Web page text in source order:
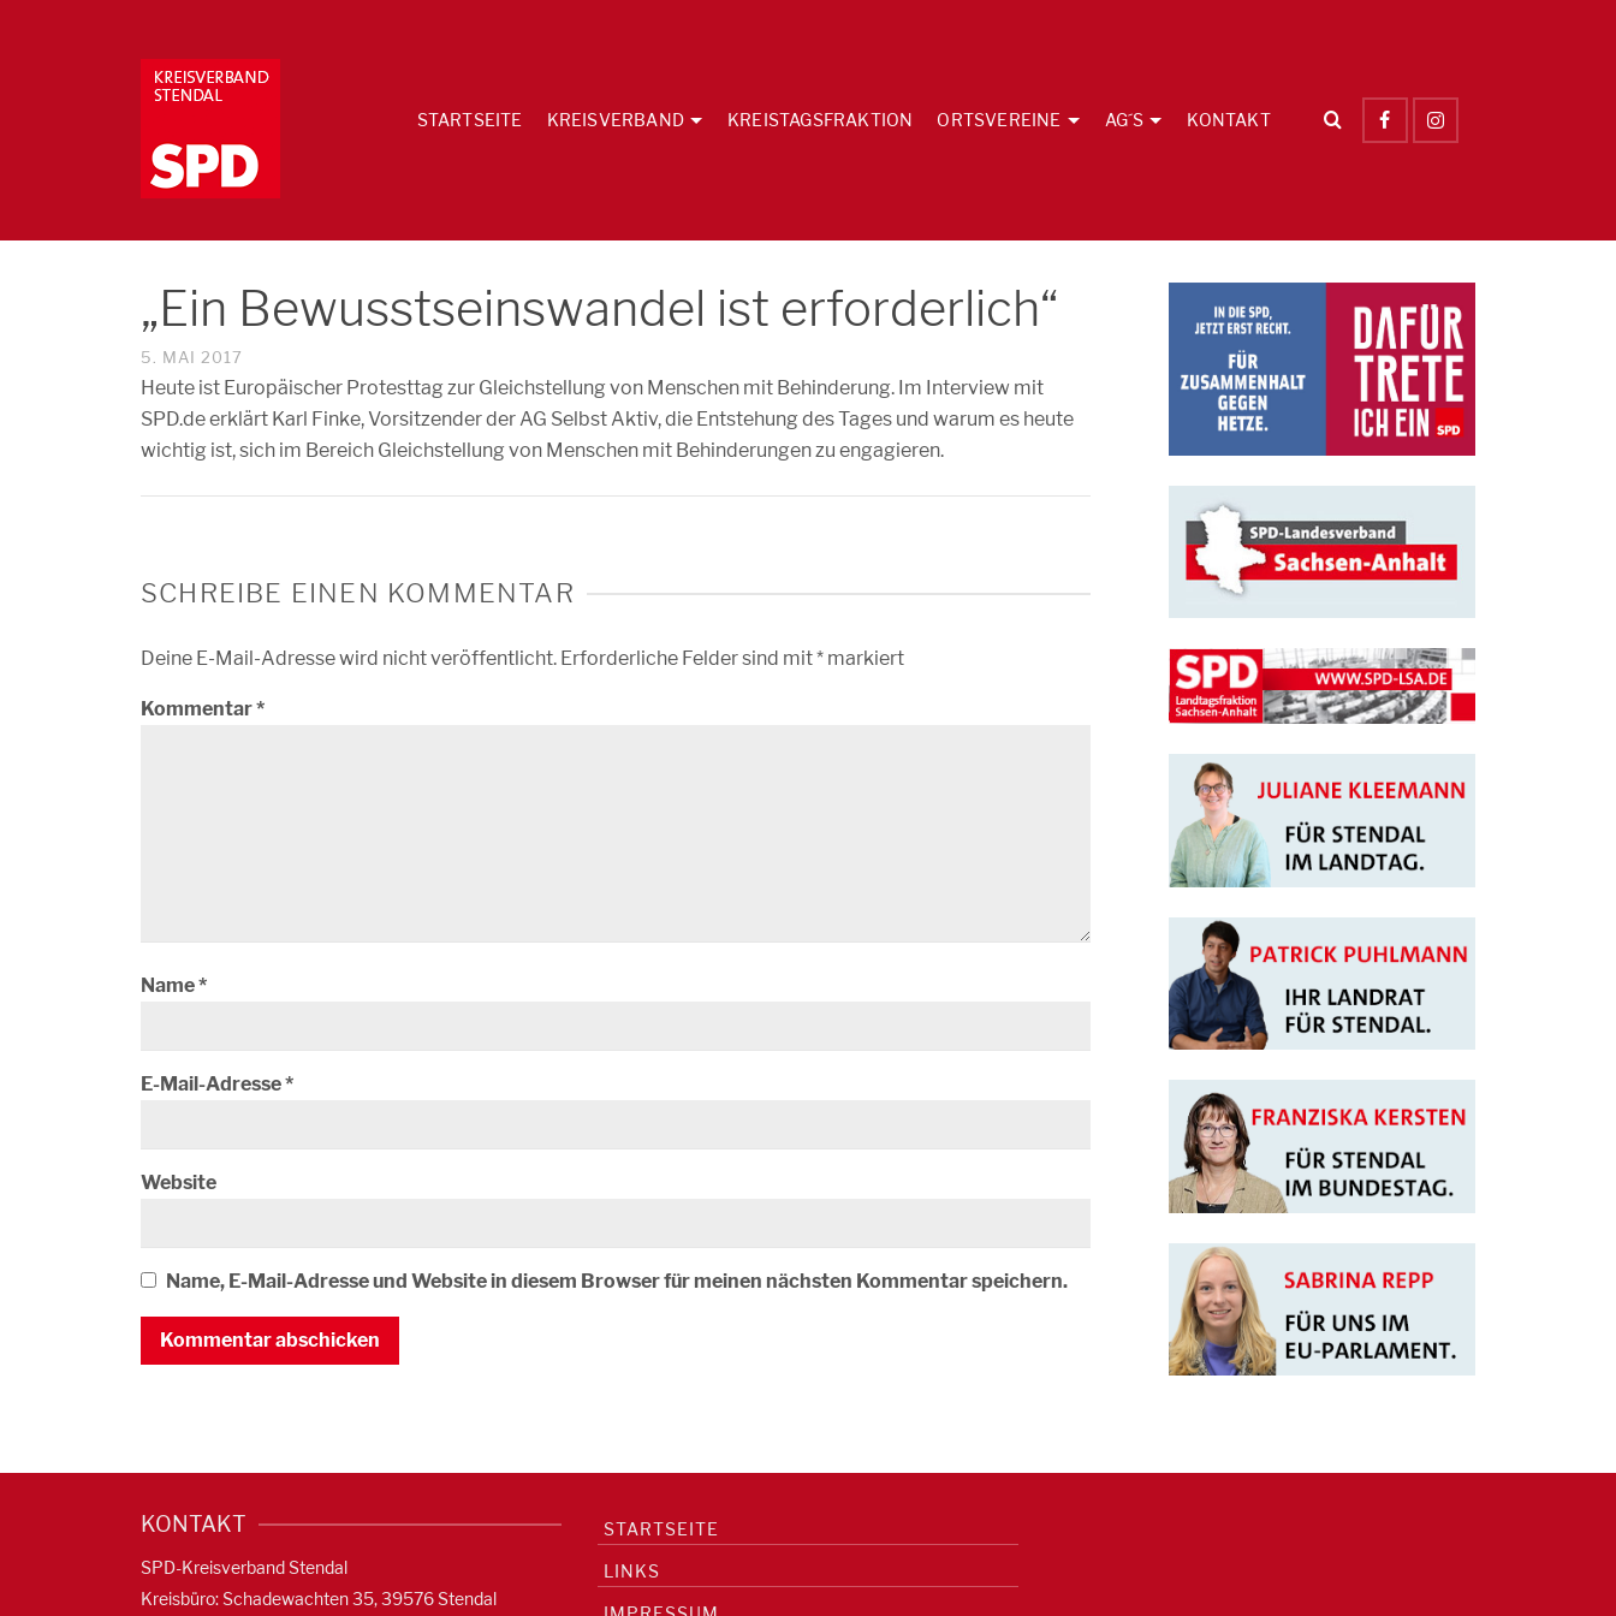
STARTSEITE KREISVERBAND KREISTAGSFRAKTION ORTSVEREINE AG´S KONTAKT
„Ein Bewusstseinswandel ist erforderlich“
5. MAI 2017
Heute ist Europäischer Protesttag zur Gleichstellung von Menschen mit Behinderung. Im Interview mit
SPD.de erklärt Karl Finke, Vorsitzender der AG Selbst Aktiv, die Entstehung des Tages und warum es heute
wichtig ist, sich im Bereich Gleichstellung von Menschen mit Behinderungen zu engagieren.
SCHREIBE EINEN KOMMENTAR
Deine E-Mail-Adresse wird nicht veröffentlicht. Erforderliche Felder sind mit* markiert
Kommentar*
Name*
E-Mail-Adresse*
Website
Name, E-Mail-Adresse und Website in diesem Browser für meinen nächsten Kommentar speichern.
KONTAKT
SPD-Kreisverband Stendal
Kreisbüro: Schadewachten 35, 39576 Stendal
STARTSEITE
LINKS